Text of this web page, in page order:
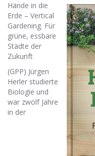
Hände in die
Erde – Vertical
Gardening. Für
grüne, essbare
Städte der
Zukunft
(GPP) Jürgen
Herler studierte
Biologie und
war zwölf Jahre
in der